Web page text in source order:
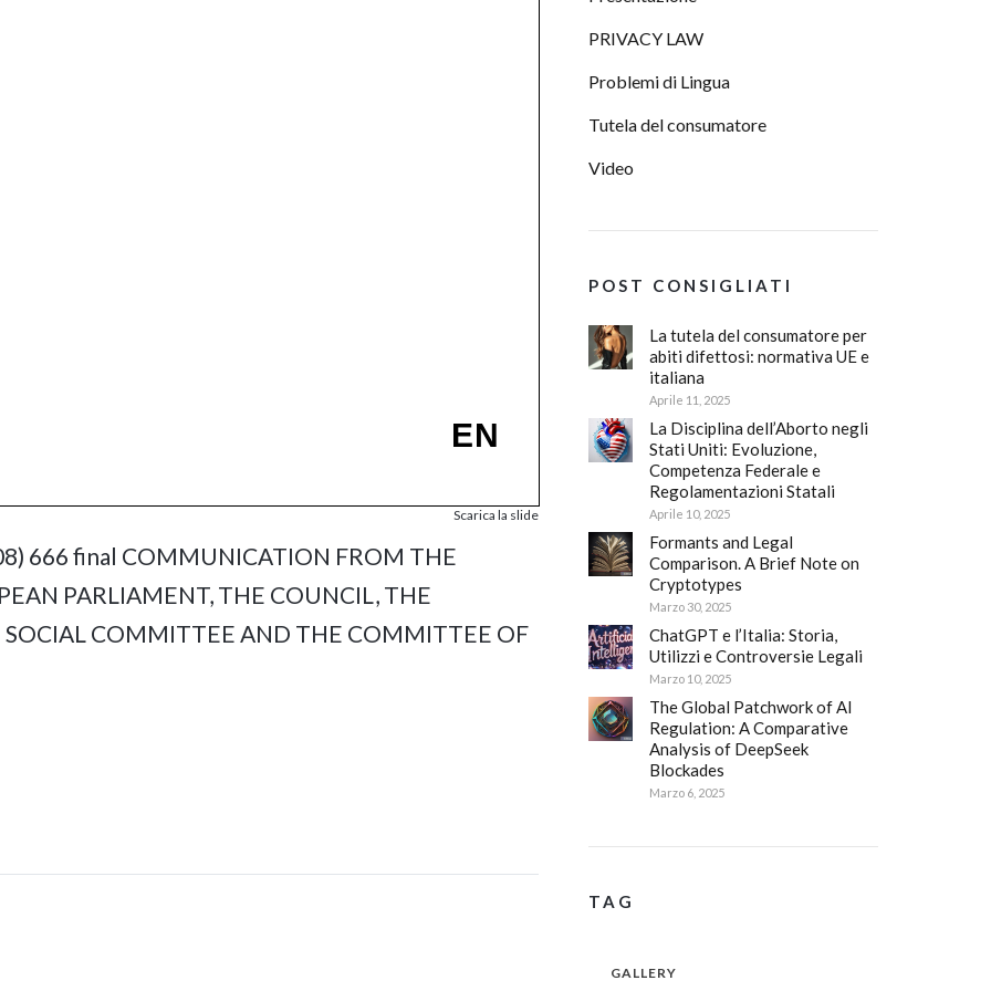
Scarica la slide
666 final COMMUNICATION FROM THE
PARLIAMENT, THE COUNCIL, THE
COMMITTEE AND THE COMMITTEE OF
PRIVACY LAW
Problemi di Lingua
Tutela del consumatore
Video
POST CONSIGLIATI
La tutela del consumatore per
abiti difettosi: normativa UE e
italiana
Aprile 11, 2025
La Disciplina dell’Aborto negli
Stati Uniti: Evoluzione,
Competenza Federale e
Regolamentazioni Statali
Aprile 10, 2025
Formants and Legal
Comparison. A Brief Note on
Cryptotypes
Marzo 30, 2025
ChatGPT e l’Italia: Storia,
Utilizzi e Controversie Legali
Marzo 10, 2025
The Global Patchwork of AI
Regulation: A Comparative
Analysis of DeepSeek
Blockades
Marzo 6, 2025
TAG
GALLERY